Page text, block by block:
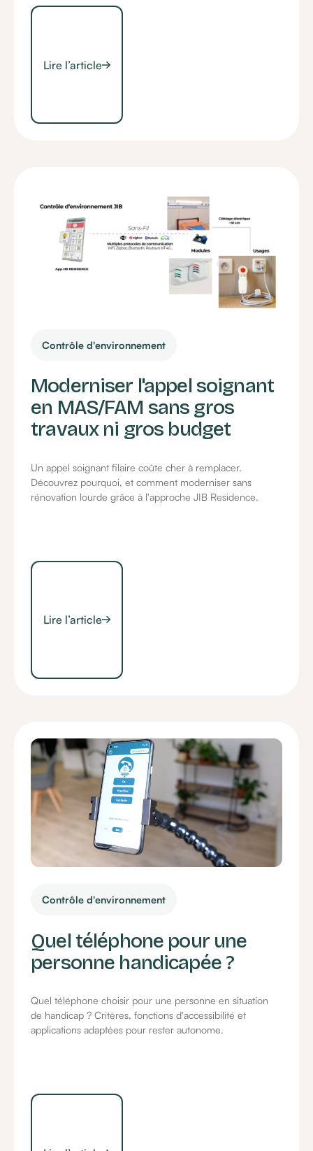
Lire l’article
Contrôle d'environnement
Moderniser l'appel soignant
en MAS/FAM sans gros
travaux ni gros budget
Un appel soignant filaire coûte cher à remplacer.
Découvrez pourquoi, et comment moderniser sans
rénovation lourde grâce à l'approche JIB Residence.
Lire l’article
Contrôle d'environnement
Quel téléphone pour une
personne handicapée ?
Quel téléphone choisir pour une personne en situation
de handicap ? Critères, fonctions d'accessibilité et
applications adaptées pour rester autonome.